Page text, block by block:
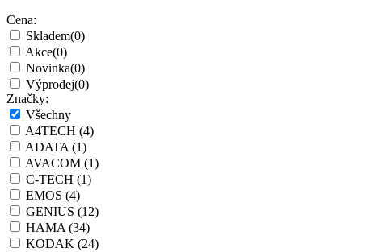
Cena:
Skladem(0)
Akce(0)
Novinka(0)
Výprodej(0)
Značky:
Všechny
A4TECH (4)
ADATA(1)
AVACOM (1)
C-TECH (1)
EMOS (4)
GENIUS (12)
HAMA(34)
KODAK (24)